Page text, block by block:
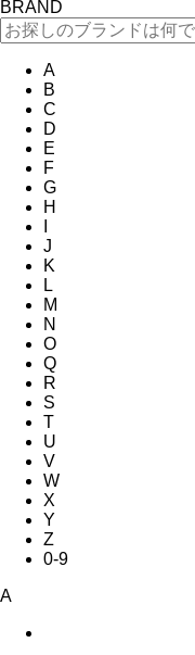
BRAND
A
B
C
D
E
F
G
H
J
K
L
M
N
O
Q
R
S
T
U
V
W
X
Y
Z
0-9
A